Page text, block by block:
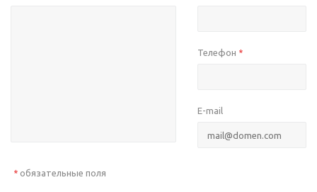
Телефон *
E-mail
* обязательные поля